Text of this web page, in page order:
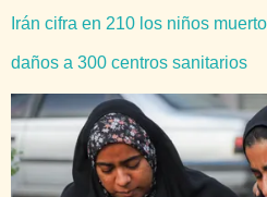
Irán cifra en 210 los niños
daños a 300 centros sanitarios